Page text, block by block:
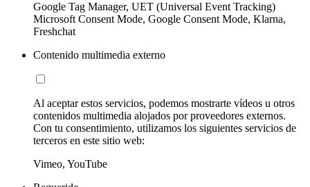
Google Tag Manager, UET (Universal Event Tracking)
Microsoft Consent Mode, Google Consent Mode, Klarna,
Freshchat
Contenido multimedia externo
Al aceptar estos servicios, podemos mostrarte vídeos u otros
contenidos multimedia alojados por proveedores externos.
Con tu consentimiento, utilizamos los siguientes servicios de
terceros en este sitio web:
Vimeo, YouTube